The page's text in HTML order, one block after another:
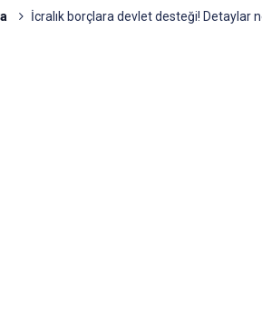
İcralık borçlara devlet desteği! Detaylar